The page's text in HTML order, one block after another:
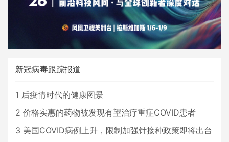
新冠病毒跟踪报道
1 后疫情时代的健康图景
2 价格实惠的药物被发现有望治疗重症COVID患者
3 美国COVID病例上升，限制加强针接种政策即将出台